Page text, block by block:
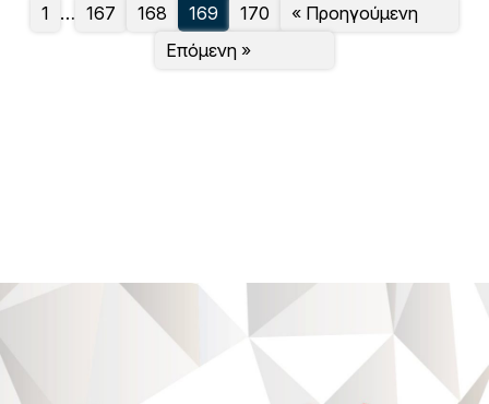
« Προηγούμενη
1 … 167 168 169
170
Επόμενη »